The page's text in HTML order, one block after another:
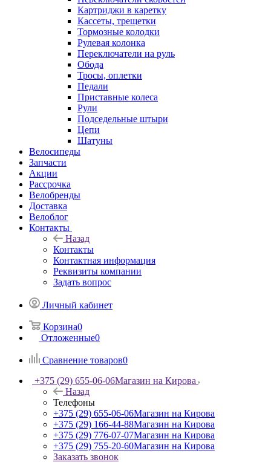
Картриджи в каретку
Кассеты, трещетки
Тормозные колодки
Рулевая колонка
Переключатели на руль
Обода
Тросы, оплетки
Педали
Приставные колеса
Рули
Подседельные штыри
Цепи
Шатуны
Велосипеды
Запчасти
Акции
Рассрочка
Велобренды
Доставка
Велоблог
Контакты
Назад
Контакты
Контактная информация
Реквизиты компании
Задать вопрос
Личный кабинет
Корзина0
Отложенные0
Сравнение товаров0
+375 (29) 655-06-06Магазин на Кирова
Назад
Телефоны
+375 (29) 655-06-06Магазин на Кирова
+375 (29) 166-44-88Магазин на Кирова
+375 (29) 776-07-07Магазин на Кирова
+375 (29) 755-20-60Магазин на Кирова
Заказать звонок